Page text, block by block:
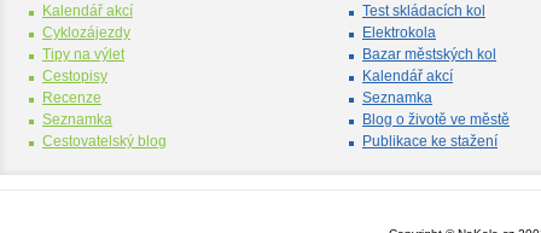
Kalendář akcí
Cyklozájezdy
Tipy na výlet
Cestopisy
Recenze
Seznamka
Cestovatelský blog
Test skládacích kol
Elektrokola
Bazar městských kol
Kalendář akcí
Seznamka
Blog o životě ve městě
Publikace ke stažení